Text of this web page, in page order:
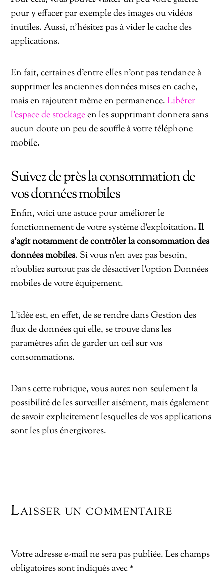
pour y effacer par exemple des images ou vidéos
inutiles. Aussi, n’hésitez pas à vider le cache des
applications.
En fait, certaines d’entre elles n’ont pas tendance à
supprimer les anciennes données mises en cache,
mais en rajoutent même en permanence.Libérer
l’espace de stockageen les supprimant donnera sans
aucun doute un peu de souffle à votre téléphone
mobile.
Suivez de près la consommation de
vos données mobiles
Enfin, voici une astuce pour améliorer le
fonctionnement de votre système d’exploitation. Il
s’agit notamment de contrôler la consommation des
données mobiles. Si vous n’en avez pas besoin,
n’oubliez surtout pas de désactiver l’option Données
mobiles de votre équipement.
L’idée est, en effet, de se rendre dans Gestion des
flux de données qui elle, se trouve dans les
paramètres afin de garder un œil sur vos
consommations.
Dans cette rubrique, vous aurez non seulement la
possibilité de les surveiller aisément, mais également
de savoir explicitement lesquelles de vos applications
sont les plus énergivores.
Laisser un commentaire
Votre adresse e-mail ne sera pas publiée. Les champs
obligatoires sont indiqués avec *